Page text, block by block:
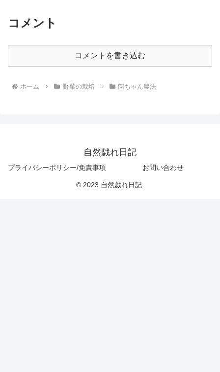
コメント
コメントを書き込む
ホーム 野菜の栽培 菌ちゃん農法
自然戯れ日記
プライバシーポリシー/免責事項 お問い合わせ
© 2023 自然戯れ日記.